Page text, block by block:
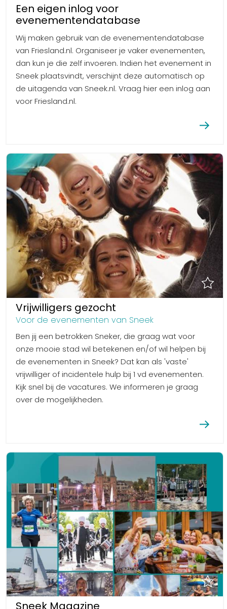
Een eigen inlog voor
evenementendatabase
Wij maken gebruik van de evenementendatabase
van Friesland.nl. Organiseer je vaker evenementen,
dan kun je die zelf invoeren. Indien het evenement in
Sneek plaatsvindt, verschijnt deze automatisch op
de uitagenda van Sneek.nl. Vraag hier een inlog aan
voor Friesland.nl.
Vrijwilligers gezocht
Voor de evenementen van Sneek
Ben jij een betrokken Sneker, die graag wat voor
onze mooie stad wil betekenen en/of wil helpen bij
de evenementen in Sneek? Dat kan als 'vaste'
vrijwilliger of incidentele hulp bij 1 vd evenementen.
Kijk snel bij de vacatures. We informeren je graag
over de mogelijkheden.
Sneek Magazine